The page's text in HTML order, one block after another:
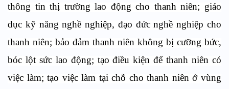
thông tin thị trường lao động cho thanh niên; giáo
dục kỹ năng nghề nghiệp, đạo đức nghề nghiệp cho
thanh niên; bảo đảm thanh niên không bị cưỡng bức,
bóc lột sức lao động; tạo điều kiện để thanh niên có
việc làm; tạo việc làm tại chỗ cho thanh niên ở vùng